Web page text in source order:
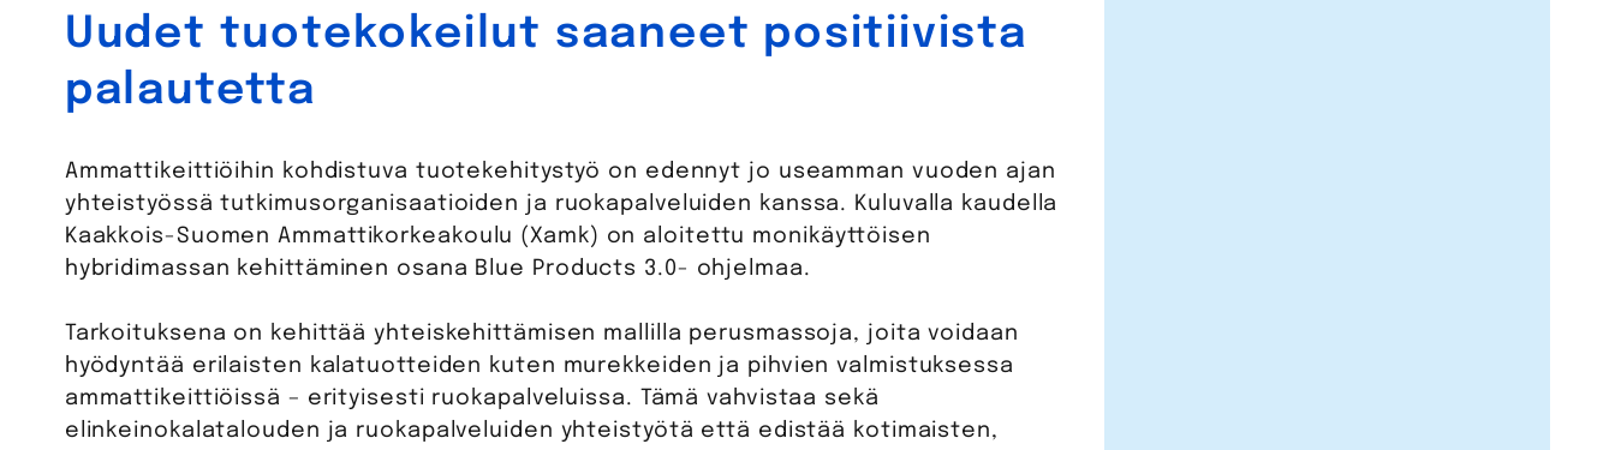
Uudet tuotekokeilut saaneet positiivista
palautetta
Ammattikeittiöihin kohdistuva tuotekehitystyö on edennyt jo useamman vuoden ajan
yhteistyössä tutkimusorganisaatioiden ja ruokapalveluiden kanssa. Kuluvalla kaudella
Kaakkois-Suomen Ammattikorkeakoulu (Xamk) on aloitettu monikäyttöisen
hybridimassan kehittäminen osana Blue Products 3.0- ohjelmaa.
Tarkoituksena on kehittää yhteiskehittämisen mallilla perusmassoja, joita voidaan
hyödyntää erilaisten kalatuotteiden kuten murekkeiden ja pihvien valmistuksessa
ammattikeittiöissä – erityisesti ruokapalveluissa. Tämä vahvistaa sekä
elinkeinokalatalouden ja ruokapalveluiden yhteistyötä että edistää kotimaisten,